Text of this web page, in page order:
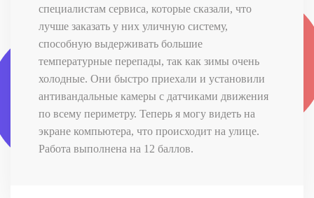
специалистам сервиса, которые сказали, что
лучше заказать у них уличную систему,
способную выдерживать большие
температурные перепады, так как зимы очень
холодные. Они быстро приехали и установили
антивандальные камеры с датчиками движения
по всему периметру. Теперь я могу видеть на
экране компьютера, что происходит на улице.
Работа выполнена на 12 баллов.